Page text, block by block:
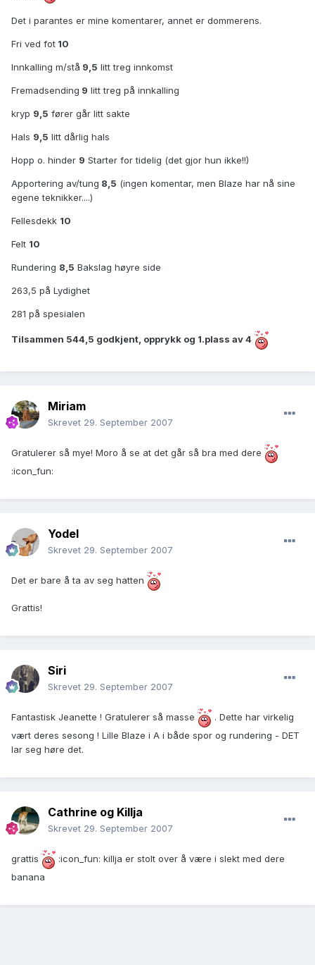
Det i parantes er mine komentarer, annet er dommerens.
Fri ved fot 10
Innkalling m/stå 9,5 litt treg innkomst
Fremadsending 9 litt treg på innkalling
kryp 9,5 fører går litt sakte
Hals 9,5 litt dårlig hals
Hopp o. hinder 9 Starter for tidelig (det gjor hun ikke!!)
Apportering av/tung 8,5 (ingen komentar, men Blaze har nå sine
egene teknikker....)
Fellesdekk 10
Felt 10
Rundering 8,5 Bakslag høyre side
263,5 på Lydighet
281 på spesialen
Tilsammen 544,5 godkjent, opprykk og 1.plass av 4
Miriam
Skrevet 29. September 2007
Gratulerer så mye! Moro å se at det går så bra med dere
:icon_fun:
Yodel
Skrevet 29. September 2007
Det er bare å ta av seg hatten
Grattis!
Siri
Skrevet 29. September 2007
Fantastisk Jeanette ! Gratulerer så masse
. Dette har virkelig
vært deres sesong ! Lille Blaze i A i både spor og rundering - DET
lar seg høre det.
Cathrine og Killja
Skrevet 29. September 2007
grattis
:icon_fun: killja er stolt over å være i slekt med dere
banana